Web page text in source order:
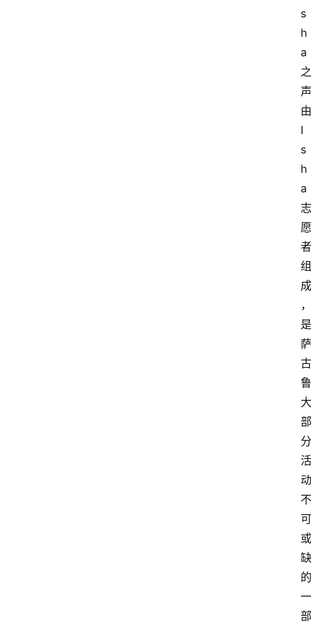
s
h
a
之
声
由
I
s
h
a
志
愿
者
组
成
，
是
萨
古
鲁
大
部
分
活
动
不
可
或
缺
的
一
部